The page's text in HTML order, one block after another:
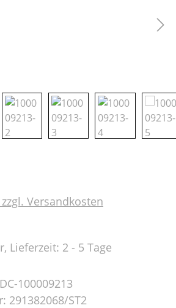
Versandkosten
Lieferzeit: 2 - 5 Tage
DC-100009213
291382068/ST2